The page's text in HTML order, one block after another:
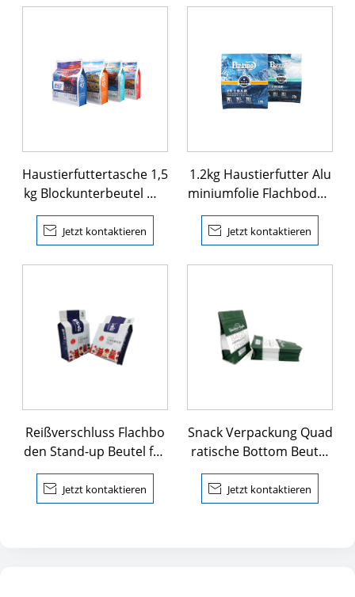
Haustierfuttertasche 1,5
kg Blockunterbeutel mit
Ziplock
 Jetzt kontaktieren
1.2kg Haustierfutter Alu
miniumfolie Flachboden
Beutel
 Jetzt kontaktieren
Reißverschluss Flachbo
den Stand-up Beutel für
Snacks
 Jetzt kontaktieren
Snack Verpackung Quad
ratische Bottom Beutel
mit Reißverschluss
 Jetzt kontaktieren